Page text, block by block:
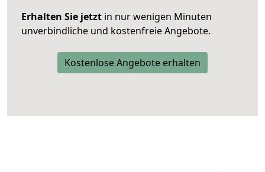
Erhalten Sie jetzt in nur wenigen Minuten
unverbindliche und kostenfreie Angebote.
Kostenlose Angebote erhalten